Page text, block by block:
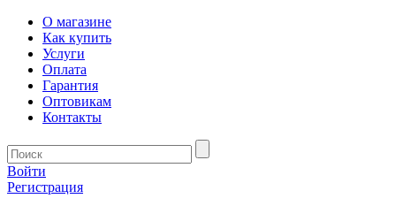
О магазине
Как купить
Услуги
Оплата
Гарантия
Оптовикам
Контакты
Войти
Регистрация